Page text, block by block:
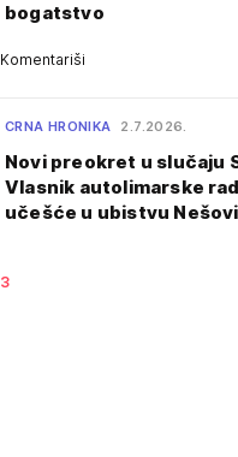
bogatstvo
Komentariši
CRNA HRONIKA 2.7.2026.
Novi preokret u slučaju
Vlasnik autolimarske
učešće u ubistvu
3